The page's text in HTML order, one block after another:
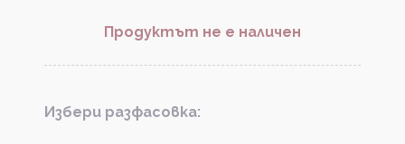
Продуктът не е наличен
Избери разфасовка: